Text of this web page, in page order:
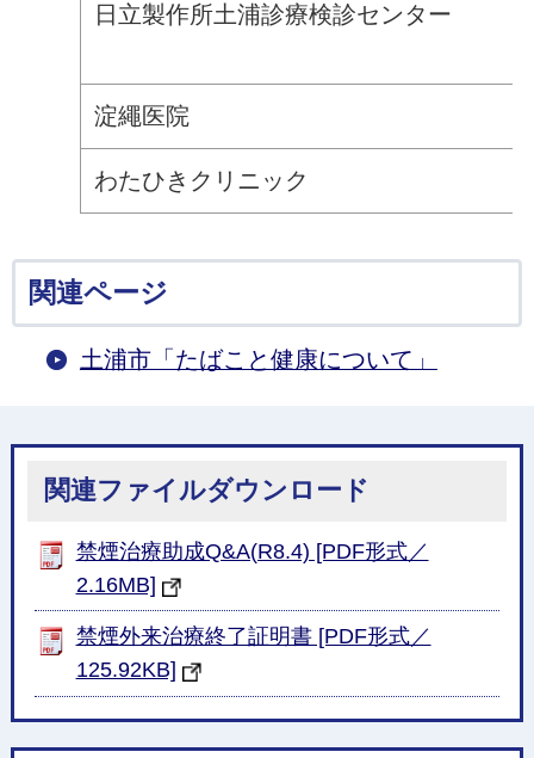
日立製作所土浦診療検診センター
淀繩医院
わたひきクリニック
関連ページ
土浦市「たばこと健康について」
関連ファイルダウンロード
禁煙治療助成Q&A(R8.4) [PDF形式／
2.16MB]
禁煙外来治療終了証明書 [PDF形式／
125.92KB]